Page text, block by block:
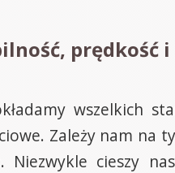
wszelkich
Zależy nam na
Niezwykle cieszy